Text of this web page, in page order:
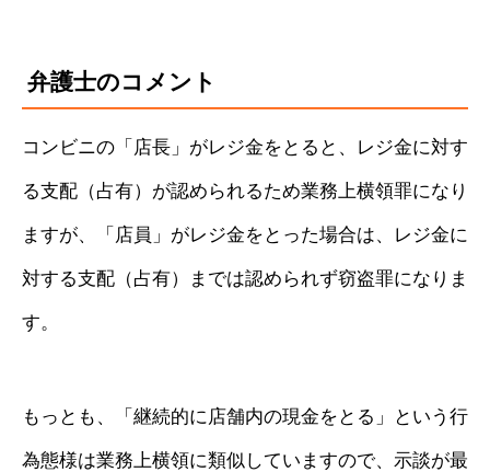
弁護士のコメント
コンビニの「店長」がレジ金をとると、レジ金に対す
る支配（占有）が認められるため業務上横領罪になり
ますが、「店員」がレジ金をとった場合は、レジ金に
対する支配（占有）までは認められず窃盗罪になりま
す。
もっとも、「継続的に店舗内の現金をとる」という行
為態様は業務上横領に類似していますので、示談が最